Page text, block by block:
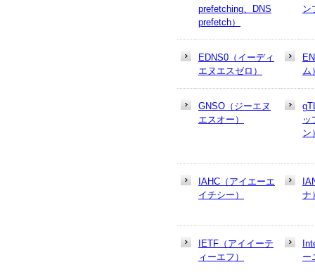
prefetching、DNS
prefetch）
ン
EDNS0（イーディ
エヌエスゼロ）
ム
GNSO（ジーエヌ
エスオー）
ッ
ン
IAHC（アイエーエ
イチシー）
ナ
IETF（アイイーテ
ィーエフ）
ー